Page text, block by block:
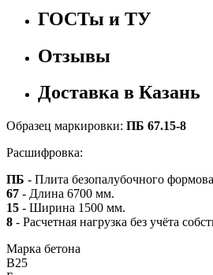
ГОСТы и ТУ
Отзывы
Доставка в Казань
Образец маркировки: ПБ 67.15-8
Расшифровка:
ПБ - Плита безопалубочного
67 - Длина 6700 мм.
15 - Ширина 1500 мм.
8 - Расчетная нагрузка без учёта
Марка бетона
B25